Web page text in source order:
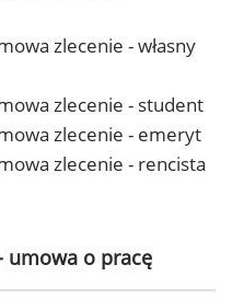
zlecenie - własny
zlecenie - student
zlecenie - emeryt
zlecenie - rencista
umowa o pracę